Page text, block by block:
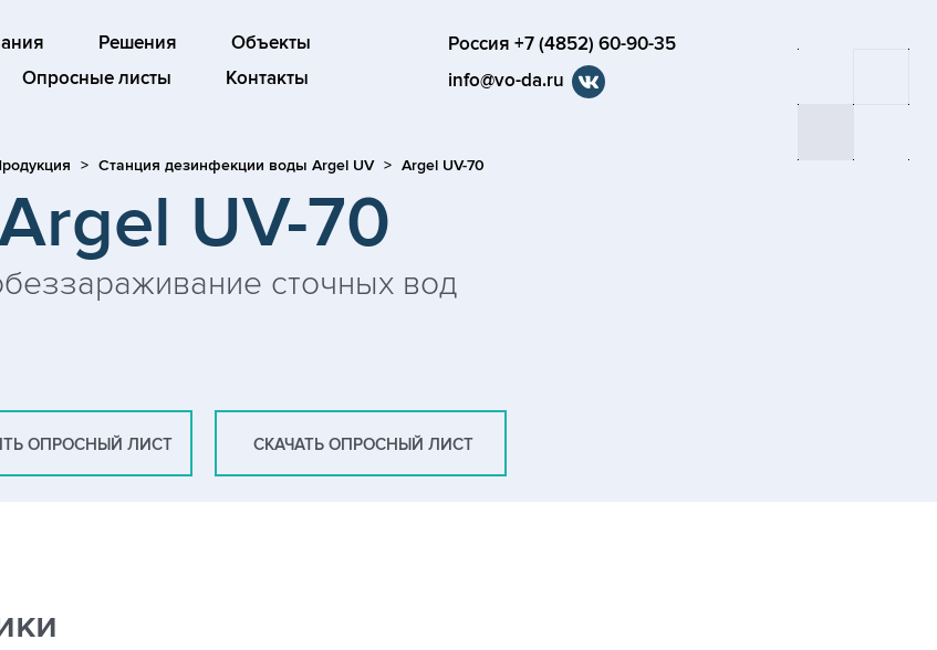
Решения
Объекты
Опросные листы Контакты
Россия +7 (4852) 60-90-35
info@vo-da.ru
Станция дезинфекции воды Argel UV Argel UV-70
UV-70
сточных вод
ОПРОСНЫЙ ЛИСТ СКАЧАТЬ ОПРОСНЫЙ ЛИСТ